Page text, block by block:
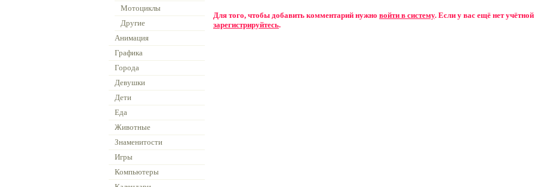
Мотоциклы
Другие
Анимация
Графика
Города
Девушки
Дети
Еда
Животные
Знаменитости
Игры
Компьютеры
Для того, чтобы добавить комментарий нужно войти в систему. Если у вас ещё нет учётной
зарегистрируйтесь.